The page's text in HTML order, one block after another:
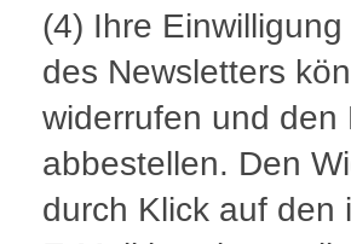
(4) Ihre
des Newsletters
widerrufen und den
abbestellen. Den
durch Klick auf den